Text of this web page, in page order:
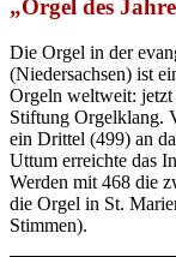
„Orgel des
Die Orgel in der
(Niedersachsen) ist
Orgeln weltweit: jetzt
Stiftung Orgelklang.
ein Drittel (499) an
Uttum erreichte das
Werden mit 468 die
die Orgel in St.
Stimmen).